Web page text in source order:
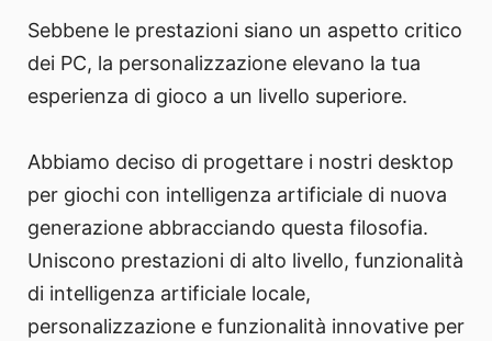
Sebbene le prestazioni siano un aspetto critico
dei PC, la personalizzazione elevano la tua
esperienza di gioco a un livello superiore.
Abbiamo deciso di progettare i nostri desktop
per giochi con intelligenza artificiale di nuova
generazione abbracciando questa filosofia.
Uniscono prestazioni di alto livello, funzionalità
di intelligenza artificiale locale,
personalizzazione e funzionalità innovative per